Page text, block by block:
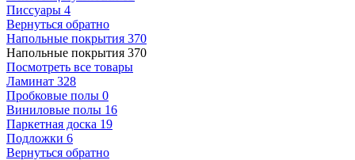
Писсуары 4
Вернуться обратно
Напольные покрытия 370
Напольные покрытия 370
Посмотреть все товары
Ламинат 328
Пробковые полы 0
Виниловые полы 16
Паркетная доска 19
Подложки 6
Вернуться обратно